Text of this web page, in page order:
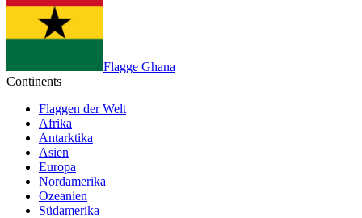
Flagge Ghana
Continents
Flaggen der Welt
Afrika
Antarktika
Asien
Europa
Nordamerika
Ozeanien
Südamerika